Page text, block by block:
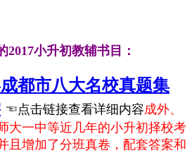
2017小升初教辅书目：
都市八大名校真题集
☜点击链接查看详细内容成外、
大一中等近几年的小升初择校考
且增加了分班真卷，配套答案和